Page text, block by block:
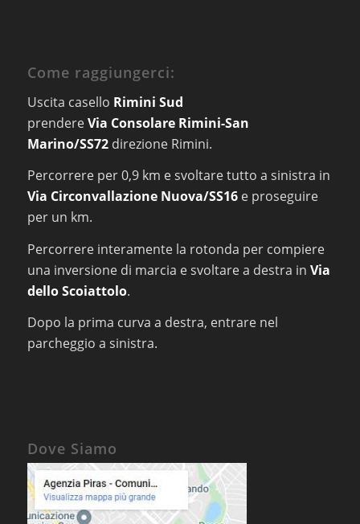
Come raggiungerci:
Uscita casello Rimini Sud
prendereVia Consolare Rimini-San
Marino/SS72direzione Rimini.
Percorrere per 0,9 km e svoltare tutto a sinistra in
Via Circonvallazione Nuova/SS16e proseguire
per un km.
Percorrere interamente la rotonda per compiere
una inversione di marcia e svoltare a destra in Via
dello Scoiattolo.
Dopo la prima curva a destra, entrare nel
parcheggio a sinistra.
Dove Siamo